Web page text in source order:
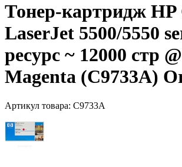
Тонер-картридж HP
LaserJet 5500/5550
ресурс ~ 12000 стр
Magenta (C9733A)
Артикул товара: C9733A